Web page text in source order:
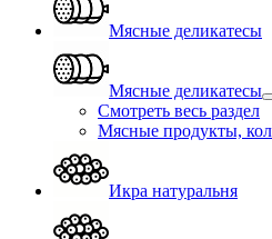
Мясные деликатесы
Мясные деликатесы
Смотреть весь раздел
Мясные продукты,
Икра натуральня